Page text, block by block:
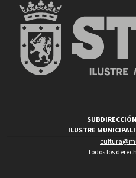
ILUSTRE
Todos los